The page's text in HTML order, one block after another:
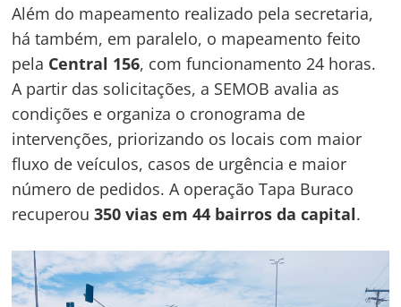
Além do mapeamento realizado pela secretaria,
há também, em paralelo, o mapeamento feito
pela Central 156, com funcionamento 24 horas.
A partir das solicitações, a SEMOB avalia as
condições e organiza o cronograma de
intervenções, priorizando os locais com maior
fluxo de veículos, casos de urgência e maior
número de pedidos. A operação Tapa Buraco
recuperou350 vias em 44 bairros da capital.